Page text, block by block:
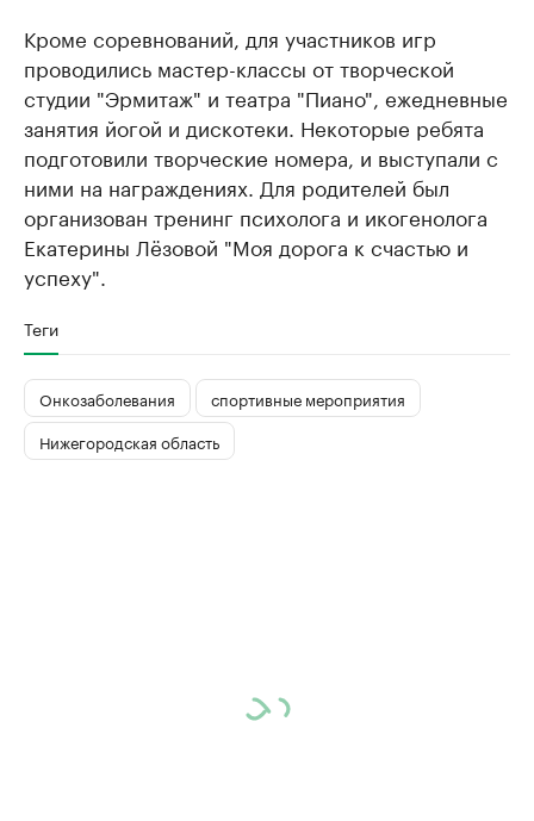
Кроме соревнований, для участников игр
проводились мастер-классы от творческой
студии "Эрмитаж" и театра "Пиано", ежедневные
занятия йогой и дискотеки. Некоторые ребята
подготовили творческие номера, и выступали с
ними на награждениях. Для родителей был
организован тренинг психолога и икогенолога
Екатерины Лёзовой "Моя дорога к счастью и
успеху".
Теги
Онкозаболевания
спортивные мероприятия
Нижегородская область